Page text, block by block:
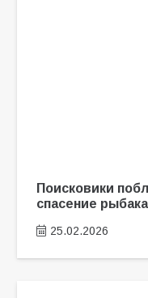
Поисковики
спасение рыбака
25.02.2026